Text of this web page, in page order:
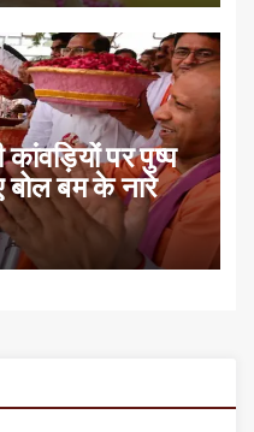
पर पुष्प
बोल बम के नारे